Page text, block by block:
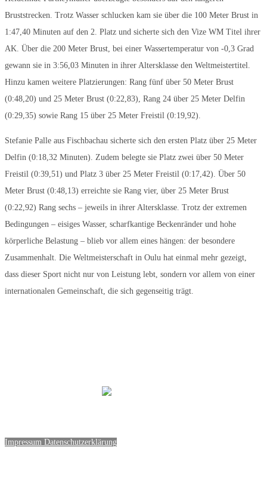
Bruststrecken. Trotz Wasser schlucken kam sie über die 100 Meter Brust in
1:47,40 Minuten auf den 2. Platz und sicherte sich den Vize WM Titel ihrer
AK. Über die 200 Meter Brust, bei einer Wassertemperatur von -0,3 Grad
gewann sie in 3:56,03 Minuten in ihrer Altersklasse den Weltmeistertitel.
Hinzu kamen weitere Platzierungen: Rang fünf über 50 Meter Brust
(0:48,20) und 25 Meter Brust (0:22,83), Rang 24 über 25 Meter Delfin
(0:29,35) sowie Rang 15 über 25 Meter Freistil (0:19,92).
Stefanie Palle aus Fischbachau sicherte sich den ersten Platz über 25 Meter
Delfin (0:18,32 Minuten). Zudem belegte sie Platz zwei über 50 Meter
Freistil (0:39,51) und Platz 3 über 25 Meter Freistil (0:17,42). Über 50
Meter Brust (0:48,13) erreichte sie Rang vier, über 25 Meter Brust
(0:22,92) Rang sechs – jeweils in ihrer Altersklasse. Trotz der extremen
Bedingungen – eisiges Wasser, scharfkantige Beckenränder und hohe
körperliche Belastung – blieb vor allem eines hängen: der besondere
Zusammenhalt. Die Weltmeisterschaft in Oulu hat einmal mehr gezeigt,
dass dieser Sport nicht nur von Leistung lebt, sondern vor allem von einer
internationalen Gemeinschaft, die sich gegenseitig trägt.
Impressum Datenschutzerklärung